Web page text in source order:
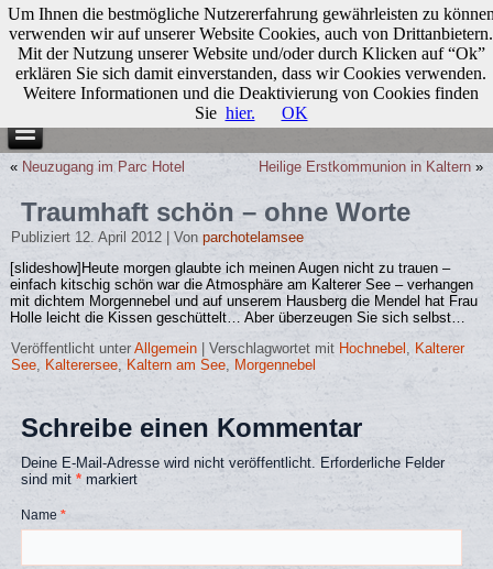
« Neuzugang im Parc Hotel Heilige Erstkommunion in Kaltern»
Traumhaft schön – ohne Worte
Publiziert 12. April 2012 |Von parchotelamsee
[slideshow]Heute morgen glaubte ich meinen Augen nicht zu trauen –
einfach kitschig schön war die Atmosphäre am Kalterer See – verhangen
mit dichtem Morgennebel und auf unserem Hausberg die Mendel hat Frau
Holle leicht die Kissen geschüttelt… Aber überzeugen Sie sich selbst…
Veröffentlicht unter Allgemein |Verschlagwortet mit Hochnebel , Kalterer
See, Kalterersee, Kaltern am See, Morgennebel
Schreibe einen Kommentar
Deine E-Mail-Adresse wird nicht veröffentlicht. Erforderliche Felder
sind mit* markiert
Name*
Um Ihnen die bestmögliche Nutzererfahrung gewährleisten zu
verwenden wir auf unserer Website Cookies, auch von Drittanbietern.
Mit der Nutzung unserer Website und/oder durch Klicken auf “Ok”
erklären Sie sich damit einverstanden, dass wir Cookies verwenden.
Weitere Informationen und die Deaktivierung von Cookies finden
Sie hier. OK